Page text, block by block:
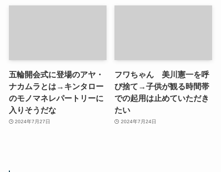
五輪開会式に登場のアヤ・
ナカムラとは→キンタロー
のモノマネレパートリーに
入りそうだな
2024年7月27日
フワちゃん 美川憲一を呼
び捨て→子供が観る時間帯
での起用は止めていただき
たい
2024年7月24日